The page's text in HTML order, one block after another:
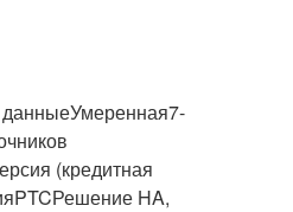
данныеУмеренная7-
(кредитная
HA,